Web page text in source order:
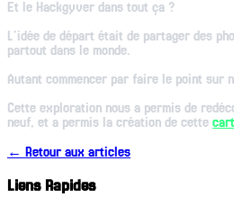
Et le Hackgyver dans tout ça ?
L'idée de départ était de partager des
partout dans le monde.
Autant commencer par faire le point sur
Cette exploration nous a permis de
neuf, et a permis la création de cette
← Retour aux articles
Liens Rapides